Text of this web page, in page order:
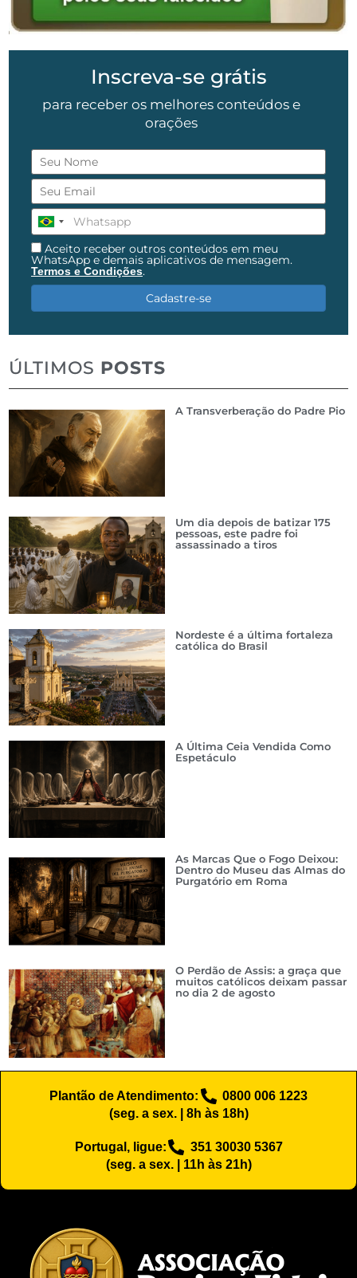
Inscreva-se grátis
para receber os melhores conteúdos e
orações
Aceito receber outros conteúdos em meu
WhatsApp e demais aplicativos de mensagem.
Termos e Condições.
Cadastre-se
ÚLTIMOS POSTS
A Transverberação do Padre Pio
Um dia depois de batizar 175
pessoas, este padre foi
assassinado a tiros
Nordeste é a última fortaleza
católica do Brasil
A Última Ceia Vendida Como
Espetáculo
As Marcas Que o Fogo Deixou:
Dentro do Museu das Almas do
Purgatório em Roma
O Perdão de Assis: a graça que
muitos católicos deixam passar
no dia 2 de agosto
Plantão de Atendimento:
0800 006 1223
(seg. a sex. | 8h às 18h)
Portugal, ligue:
351 30030 5367
(seg. a sex. | 11h às 21h)